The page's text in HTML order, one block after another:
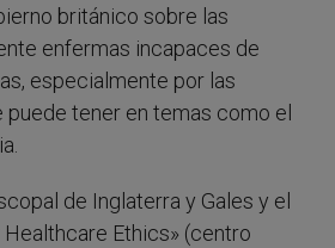
británico sobre las
enfermas incapaces de
especialmente por las
tener en temas como el
de Inglaterra y Gales y el
Ethics» (centro